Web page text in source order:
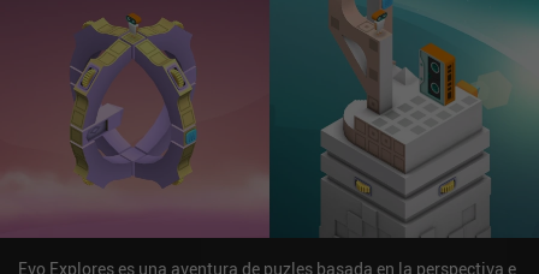
Evo Explores es una aventura de puzles basada en la perspectiva e